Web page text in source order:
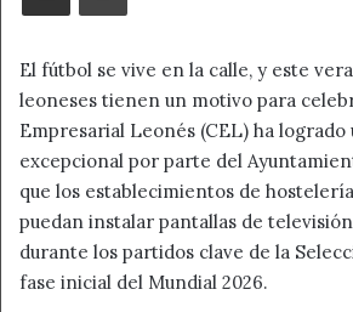
El fútbol se vive en la calle, y este
leoneses tienen un motivo para
Empresarial Leonés (CEL) ha
excepcional por parte del
que los establecimientos de
puedan instalar pantallas de
durante los partidos clave de la
fase inicial del Mundial 2026.